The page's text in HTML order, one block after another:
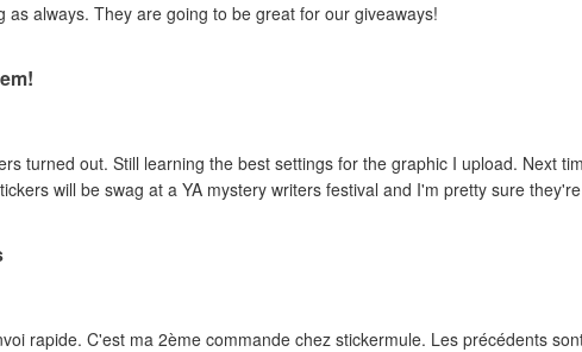
as always. They are going to be great for our giveaways!
turned out. Still learning the best settings for the graphic I upload. Next
will be swag at a YA mystery writers festival and I'm pretty sure
rapide. C'est ma 2ème commande chez stickermule. Les précédents